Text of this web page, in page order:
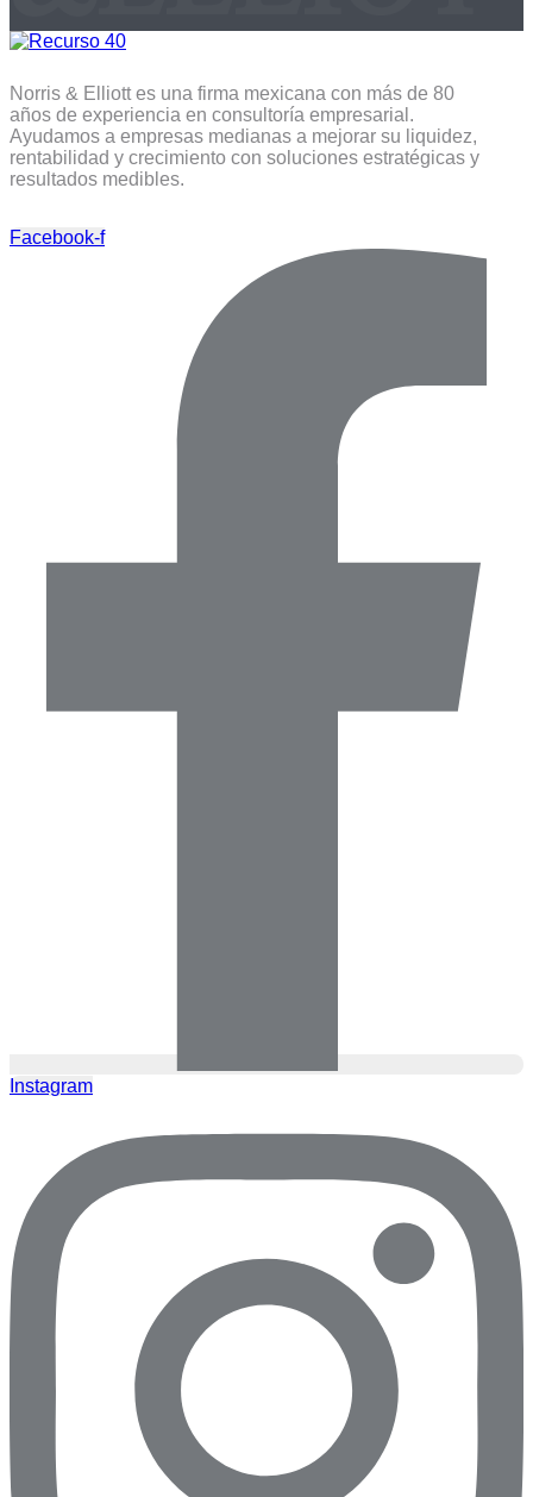
Norris & Elliott es una firma mexicana con más de 80
años de experiencia en consultoría empresarial.
Ayudamos a empresas medianas a mejorar su liquidez,
rentabilidad y crecimiento con soluciones estratégicas y
resultados medibles.
Facebook-f
Instagram